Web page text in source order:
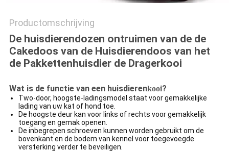
Productomschrijving
De huisdierendozen ontruimen van de de
Cakedoos van de Huisdierendoos van het
de Pakkettenhuisdier de Dragerkooi
Wat is de functie van een huisdierenkooi?
Two-door, hoogste-ladingsmodel staat voor gemakkelijke
lading van uw kat of hond toe.
De hoogste deur kan voor links of rechts voor gemakkelijk
toegang en gemak openen.
De inbegrepen schroeven kunnen worden gebruikt om de
bovenkant en de bodem van kennel voor toegevoegde
versterking verder te beveiligen.